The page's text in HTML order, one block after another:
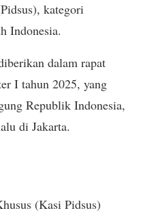
kategori
Indonesia.
dalam rapat
I tahun 2025, yang
Republik Indonesia,
di Jakarta.
(Kasi Pidsus)